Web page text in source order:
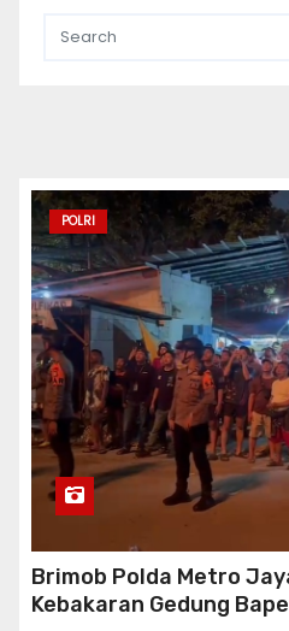
POLRI
Brimob Polda Metro
Kebakaran Gedung